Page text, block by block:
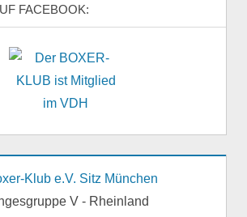
FACEBOOK:
Klub e.V. Sitz München
V - Rheinland